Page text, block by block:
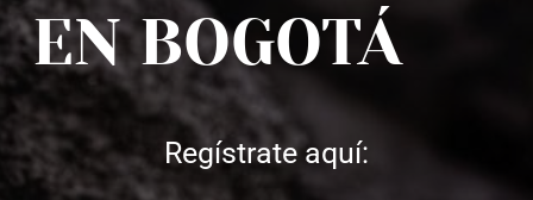
EN BOGOTÁ
Regístrate aquí: